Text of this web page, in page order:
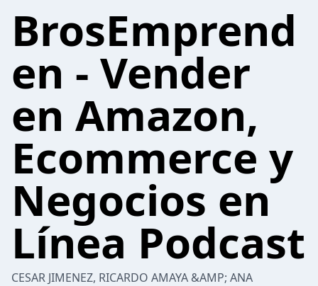
BrosEmprend
en - Vender
en Amazon,
Ecommerce y
Negocios en
Línea Podcast
CESAR JIMENEZ, RICARDO AMAYA &AMP; ANA